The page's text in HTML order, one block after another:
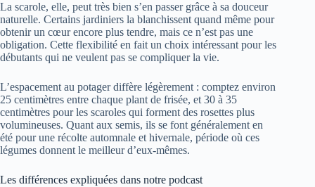
La scarole, elle, peut très bien s’en passer grâce à sa douceur
naturelle. Certains jardiniers la blanchissent quand même pour
obtenir un cœur encore plus tendre, mais ce n’est pas une
obligation. Cette flexibilité en fait un choix intéressant pour les
débutants qui ne veulent pas se compliquer la vie.
L’espacement au potager diffère légèrement : comptez environ
25 centimètres entre chaque plant de frisée, et 30 à 35
centimètres pour les scaroles qui forment des rosettes plus
volumineuses. Quant aux semis, ils se font généralement en
été pour une récolte automnale et hivernale, période où ces
légumes donnent le meilleur d’eux-mêmes.
Les différences expliquées dans notre podcast